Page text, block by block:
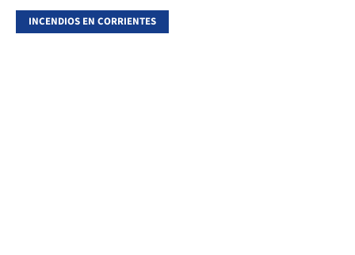
INCENDIOS EN CORRIENTES